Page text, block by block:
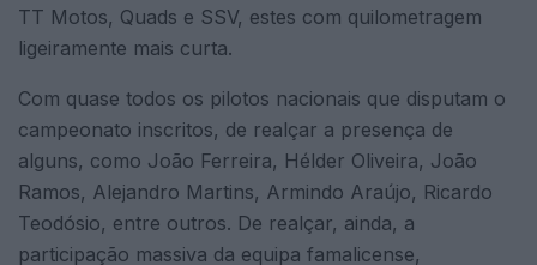
TT Motos, Quads e SSV, estes com quilometragem
ligeiramente mais curta.
Com quase todos os pilotos nacionais que disputam o
campeonato inscritos, de realçar a presença de
alguns, como João Ferreira, Hélder Oliveira, João
Ramos, Alejandro Martins, Armindo Araújo, Ricardo
Teodósio, entre outros. De realçar, ainda, a
participação massiva da equipa famalicense,